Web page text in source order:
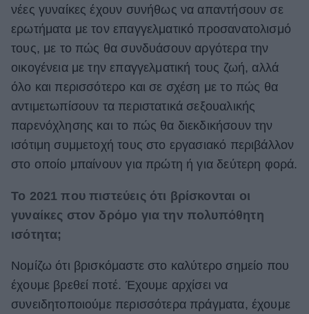
νέες γυναίκες έχουν συνήθως να απαντήσουν σε
ερωτήματα με τον επαγγελματικό προσανατολισμό
τους, με το πώς θα συνδυάσουν αργότερα την
οικογένεια με την επαγγελματική τους ζωή, αλλά
όλο και περισσότερο και σε σχέση με το πώς θα
αντιμετωπίσουν τα περιστατικά σεξουαλικής
παρενόχλησης και το πώς θα διεκδικήσουν την
ισότιμη συμμετοχή τους στο εργασιακό περιβάλλον
στο οποίο μπαίνουν για πρώτη ή για δεύτερη φορά.
Το 2021 που πιστεύεις ότι βρίσκονται οι
γυναίκες στον δρόμο για την πολυπόθητη
ισότητα;
Νομίζω ότι βρισκόμαστε στο καλύτερο σημείο που
έχουμε βρεθεί ποτέ. Έχουμε αρχίσει να
συνειδητοποιούμε περισσότερα πράγματα, έχουμε